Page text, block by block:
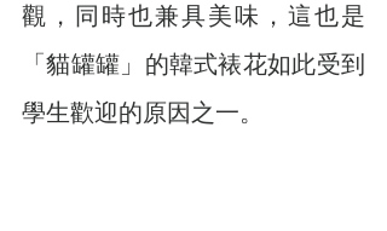
觀，同時也兼具美味，這也是
「貓罐罐」的韓式裱花如此受到
學生歡迎的原因之一。